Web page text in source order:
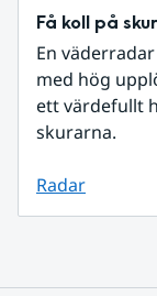
Få koll på
En
med hög
ett värdefullt
skurarna.
Radar